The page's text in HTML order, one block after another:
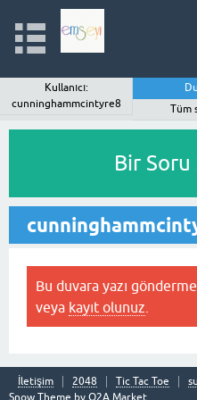
Kullanıcı:
cunninghammcintyre8
Tüm
Bir Soru
Bu duvara yazı
veya kayıt olunuz
İletişim 2048 Tic Tac Toe
Snow Theme by Q2A Market